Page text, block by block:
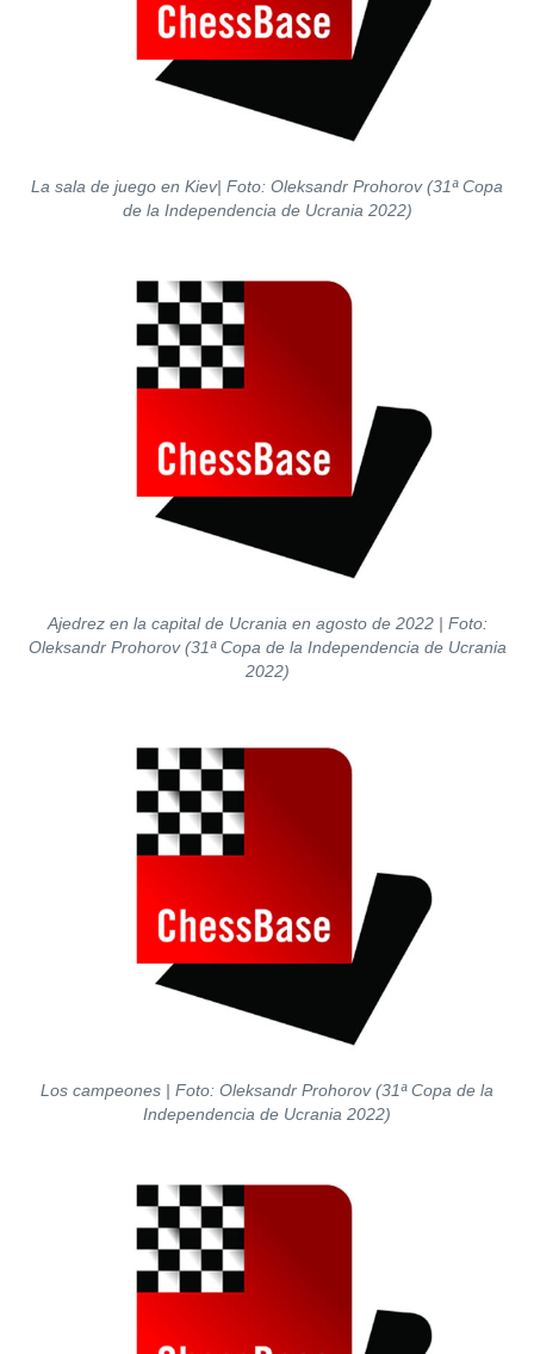
La sala de juego en Kiev| Foto: Oleksandr Prohorov (31ª Copa
de la Independencia de Ucrania 2022)
Ajedrez en la capital de Ucrania en agosto de 2022 | Foto:
Oleksandr Prohorov (31ª Copa de la Independencia de Ucrania
2022)
Los campeones | Foto: Oleksandr Prohorov (31ª Copa de la
Independencia de Ucrania 2022)